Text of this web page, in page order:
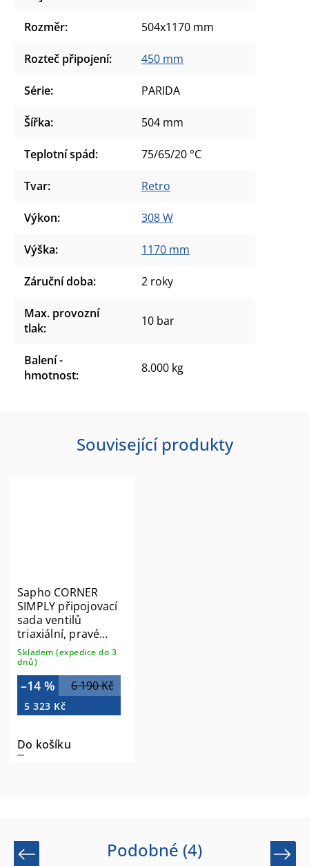
Rozměr: 504x1170 mm
Rozteč připojení: 450 mm
Série: PARIDA
Šířka: 504 mm
Teplotní spád: 75/65/20 °C
Tvar: Retro
Výkon: 308 W
Výška: 1170 mm
Záruční doba: 2 roky
Max. provozní
tlak: 10 bar
Balení -
hmotnost: 8.000 kg
Související produkty
Sapho CORNER
SIMPLY připojovací
sada ventilů
triaxiální, pravé
provedení, bronz
TM1248
Skladem (expedice do 3
dnů)
6 190 Kč
–14 %
5 323 Kč
Do košíku
Podobné (4)
Previous Next